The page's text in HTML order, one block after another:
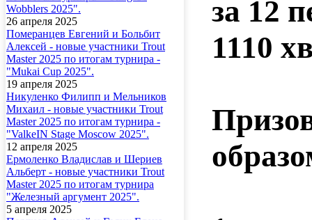
Wobblers 2025".
26 апреля 2025
Померанцев Евгений и Больбит
Алексей - новые участники Trout
Master 2025 по итогам турнира -
"Mukai Cup 2025".
19 апреля 2025
Никуленко Филипп и Мельников
Михаил - новые участники Trout
Master 2025 по итогам турнира -
"ValkeIN Stage Moscow 2025".
12 апреля 2025
Ермоленко Владислав и Шериев
Альберт - новые участники Trout
Master 2025 по итогам турнира
"Железный аргумент 2025".
5 апреля 2025
за 12
1110